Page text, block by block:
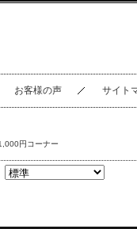
お客様の声 サイト
円コーナー